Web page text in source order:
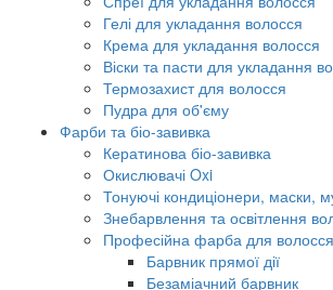
Гелі для укладання волосся
Крема для укладання волосся
Віски та пасти для укладання
Термозахист для волосся
Пудра для об'єму
Фарби та біо-завивка
Кератинова біо-завивка
Окислювачі Oxi
Тонуючі кондиціонери, маски,
Знебарвлення та освітлення
Професійна фарба для волосся
Барвник прямої дії
Безаміачний барвник